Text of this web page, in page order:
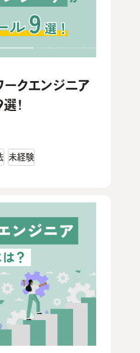
ークエンジニア
！
未経験